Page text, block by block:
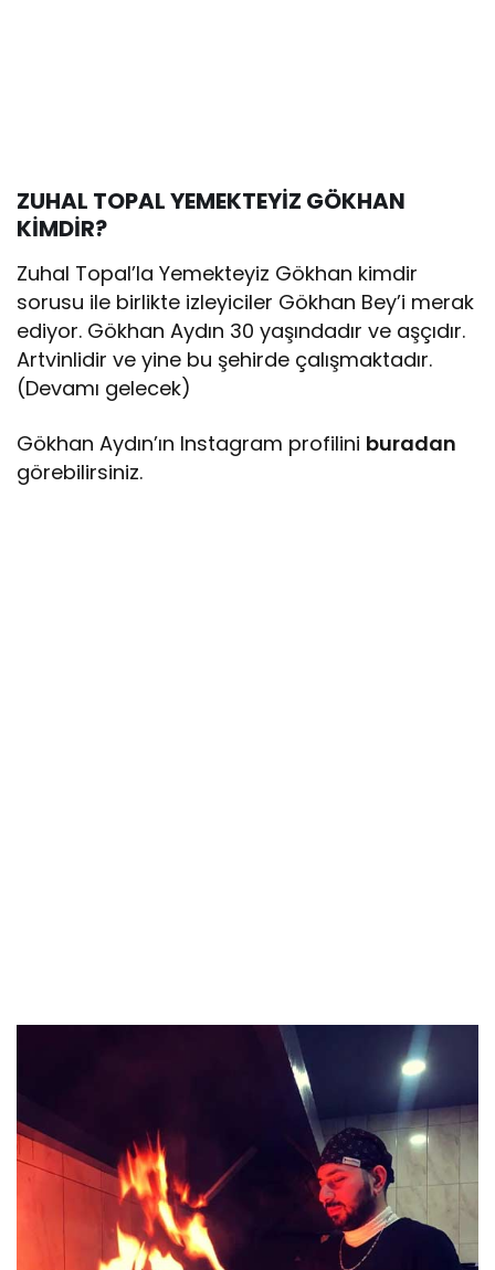
ZUHAL TOPAL YEMEKTEYİZ GÖKHAN
KİMDİR?
Zuhal Topal’la Yemekteyiz Gökhan kimdir
sorusu ile birlikte izleyiciler Gökhan Bey’i merak
ediyor. Gökhan Aydın 30 yaşındadır ve aşçıdır.
Artvinlidir ve yine bu şehirde çalışmaktadır.
(Devamı gelecek)
Gökhan Aydın’ın Instagram profilini buradan
görebilirsiniz.